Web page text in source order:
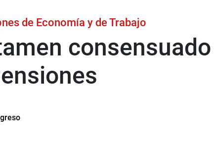
de Economía y de Trabajo